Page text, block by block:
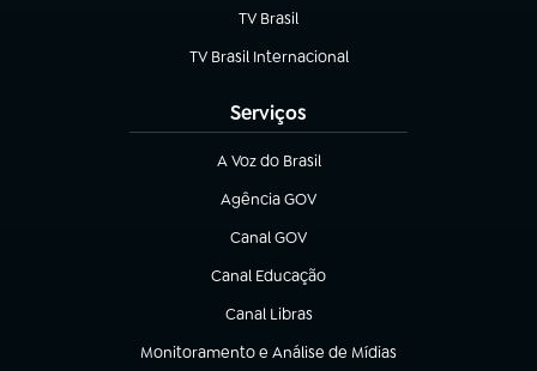
TV Brasil
(abre em nova aba)
TV Brasil Internacional
(abre em nova aba)
Serviços
A Voz do Brasil
(abre em nova aba)
Agência GOV
(abre em nova aba)
Canal GOV
(abre em nova aba)
Canal Educação
(abre em nova aba)
Canal Libras
(abre em nova aba)
Monitoramento e Análise de Mídias
(abre em nova aba)